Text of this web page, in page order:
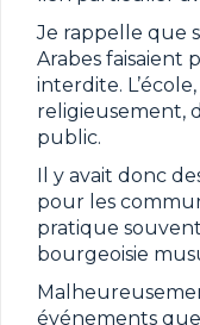
Je rappelle que
Arabes faisaient
interdite.
religieusement,
public.
Il y avait donc
pour les
pratique
bourgeoisie
événements